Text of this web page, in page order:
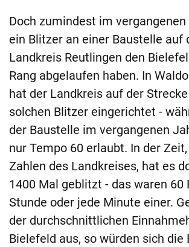
Doch zumindest im
ein Blitzer an einer Baustelle auf
Landkreis Reutlingen den
Rang abgelaufen haben. In
hat der Landkreis auf der
solchen Blitzer eingerichtet -
der Baustelle im vergangenen
nur Tempo 60 erlaubt. In der
Zahlen des Landkreises, hat es
1400 Mal geblitzt - das waren 60
Stunde oder jede Minute einer.
der durchschnittlichen
Bielefeld aus, so würden sich die